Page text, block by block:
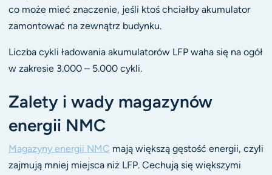
co może mieć znaczenie, jeśli ktoś chciałby akumulator
zamontować na zewnątrz budynku.
Liczba cykli ładowania akumulatorów LFP waha się na ogół
w zakresie 3.000 – 5.000 cykli.
Zalety i wady magazynów
energii NMC
Magazyny energii NMC mają większą gęstość energii, czyli
zajmują mniej miejsca niż LFP. Cechują się większymi